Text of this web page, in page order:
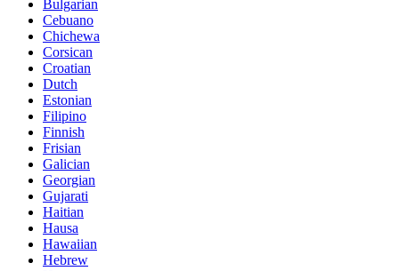
Bulgarian
Cebuano
Chichewa
Corsican
Croatian
Dutch
Estonian
Filipino
Finnish
Frisian
Galician
Georgian
Gujarati
Haitian
Hausa
Hawaiian
Hebrew